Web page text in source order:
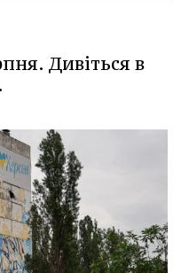
Дивіться в